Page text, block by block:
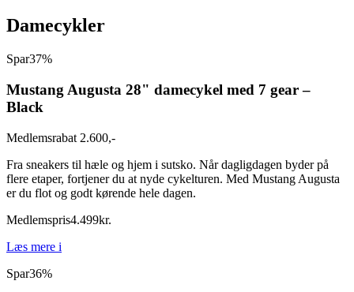
Damecykler
Spar37%
Mustang Augusta 28" damecykel med 7 gear –
Black
Medlemsrabat 2.600,-
Fra sneakers til hæle og hjem i sutsko. Når dagligdagen byder på
flere etaper, fortjener du at nyde cykelturen. Med Mustang Augusta
er du flot og godt kørende hele dagen.
Medlemspris4.499kr.
Læs mere i
Spar36%